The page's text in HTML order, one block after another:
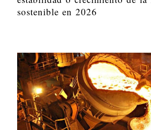
sostenible en 2026